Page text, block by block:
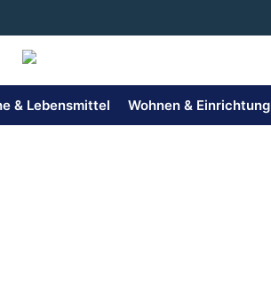
Inhalt
springen
& Lebensmittel Wohnen & Einrichtung